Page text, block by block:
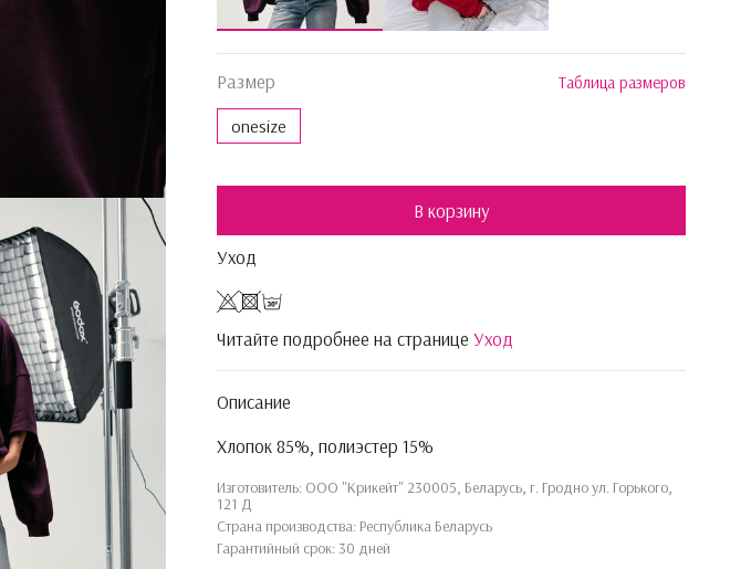
Размер Таблица размеров
onesize
В корзину
Уход
Читайте подробнее на странице Уход
Описание
Хлопок 85%, полиэстер 15%
Изготовитель: ООО "Крикейт" 230005, Беларусь, г. Гродно ул. Горького,
121 Д
Страна производства: Республика Беларусь
Гарантийный срок: 30 дней